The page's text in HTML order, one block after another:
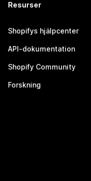
Resurser
Shopifys hjälpcenter
API-dokumentation
Shopify Community
Forskning